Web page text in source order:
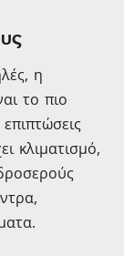
η
το πιο
κλιματισμό,